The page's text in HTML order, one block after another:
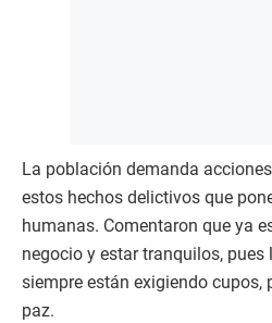
La población demanda
estos hechos delictivos que
humanas. Comentaron que ya
negocio y estar tranquilos,
siempre están exigiendo cupos,
paz.